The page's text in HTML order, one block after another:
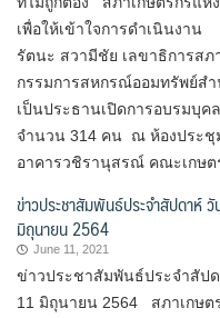
เพื่อให้เข้าใจการดำเนินง
รัตนะ สวามีชัย เลขาธิการส
กรรมการสหกรณ์ออมทรัพย์ส
เป็นประธานเปิดการอบรมบุ
จำนวน 314 คน ณ ห้องประชุ
อาคารวชิรานุสรณ์ คณะเกษ
ข่าวประชาสัมพันธ์ประจำสัปดาห์
มิถุนายน 2564
June 11, 2021
ข่าวประชาสัมพันธ์ประจำสัป
11 มิถุนายน 2564 สภาเกษต